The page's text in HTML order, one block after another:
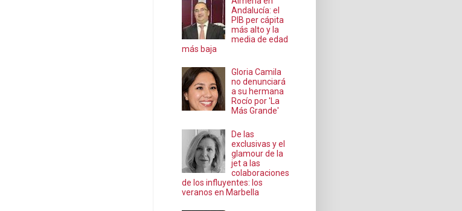
Andalucía: el
PIB per cápita
más alto y la
media de edad
más baja
Gloria Camila
no denunciará
a su hermana
Rocío por 'La
Más Grande'
De las
exclusivas y el
glamour de la
jet a las
colaboraciones
de los influyentes: los
veranos en Marbella